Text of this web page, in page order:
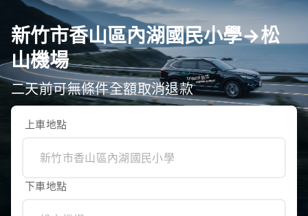
新竹市香山區內湖國民小學→松
山機場
二天前可無條件全額取消退款
上車地點
下車地點